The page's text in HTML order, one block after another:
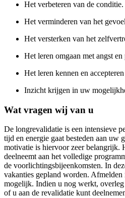
Het verbeteren van de conditie.
Het verminderen van het
Het versterken van het
Het leren omgaan met angst en
Het leren kennen en
Inzicht krijgen in uw
Wat vragen wij van u
De longrevalidatie is een intensieve
tijd en energie gaat besteden aan uw
motivatie is hiervoor zeer belangrijk.
deelneemt aan het volledige
de voorlichtingsbijeenkomsten. In
vakanties gepland worden.
mogelijk. Indien u nog werkt,
of u aan de revalidatie kunt